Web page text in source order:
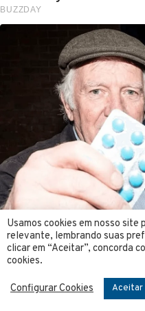
Usamos cookies em nosso
relevante, lembrando suas
clicar em “Aceitar”, concorda
cookies.
Configurar Cookies Aceitar